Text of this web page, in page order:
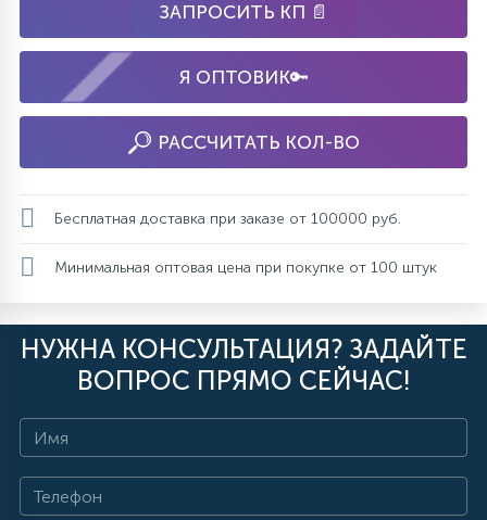
ЗАПРОСИТЬ КП 📄
Я ОПТОВИК🔑
РАССЧИТАТЬ КОЛ-ВО
Бесплатная доставка при заказе от 100000 руб.
Минимальная оптовая цена при покупке от 100 штук
НУЖНА КОНСУЛЬТАЦИЯ? ЗАДАЙТЕ
ВОПРОС ПРЯМО СЕЙЧАС!